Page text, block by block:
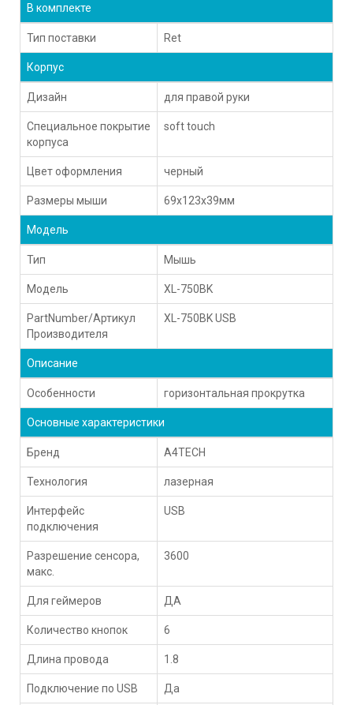
В комплекте
Тип поставки Ret
Корпус
Дизайн для правой руки
Специальное покрытие
корпуса
soft touch
Цвет оформления черный
Размеры мыши 69x123x39мм
Модель
Тип Мышь
Модель XL-750BK
PartNumber/Артикул
Производителя
XL-750BK USB
Описание
Особенности горизонтальная прокрутка
Основные характеристики
Бренд A4TECH
Технология лазерная
Интерфейс
подключения
USB
Разрешение сенсора,
макс.
3600
Для геймеров ДА
Количество кнопок 6
Длина провода 1.8
Подключение по USB Да